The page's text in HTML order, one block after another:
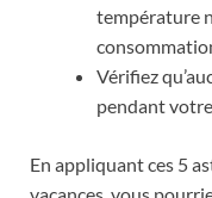
température
Vérifiez
pendant
En appliquant ces 5